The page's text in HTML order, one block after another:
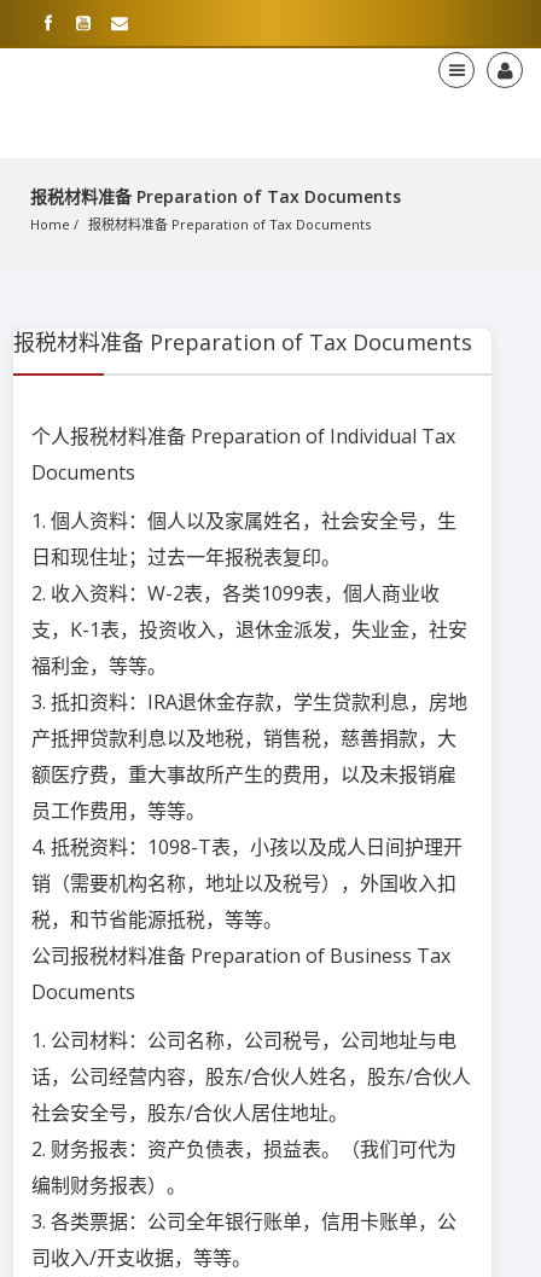
报税材料准备 Preparation of Tax Documents
Home 报税材料准备 Preparation of Tax Documents
报税材料准备 Preparation of Tax Documents
个人报税材料准备 Preparation of Individual Tax
Documents
1. 個人资料：個人以及家属姓名，社会安全号，生
日和现住址；过去一年报税表复印。
2. 收入资料：W-2表，各类1099表，個人商业收
支，K-1表，投资收入，退休金派发，失业金，社安
福利金，等等。
3. 抵扣资料：IRA退休金存款，学生贷款利息，房地
产抵押贷款利息以及地税，销售税，慈善捐款，大
额医疗费，重大事故所产生的费用，以及未报销雇
员工作费用，等等。
4. 抵税资料：1098-T表，小孩以及成人日间护理开
销（需要机构名称，地址以及税号），外国收入扣
税，和节省能源抵税，等等。
公司报税材料准备 Preparation of Business Tax
Documents
1. 公司材料：公司名称，公司税号，公司地址与电
话，公司经营内容，股东/合伙人姓名，股东/合伙人
社会安全号，股东/合伙人居住地址。
2. 财务报表：资产负债表，损益表。（我们可代为
编制财务报表）。
3. 各类票据：公司全年银行账单，信用卡账单，公
司收入/开支收据，等等。